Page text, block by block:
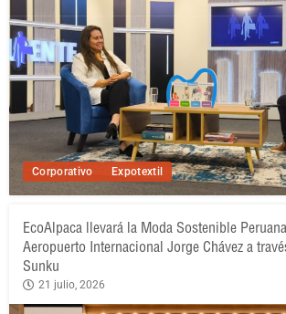
Corporativo Expotextil
EcoAlpaca llevará la Moda Sostenible
Aeropuerto Internacional Jorge Chávez a
Sunku
21 julio, 2026